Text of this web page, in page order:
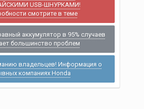
USB-ШНУРКАМИ!
смотрите в теме
аккумулятор в 95% случаев
большинство проблем
владельцев! Информация о
компаниях Honda